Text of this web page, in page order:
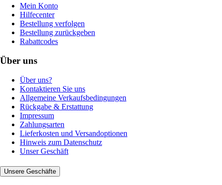
Mein Konto
Hilfecenter
Bestellung verfolgen
Bestellung zurückgeben
Rabattcodes
Über uns
Über uns?
Kontaktieren Sie uns
Allgemeine Verkaufsbedingungen
Rückgabe & Erstattung
Impressum
Zahlungsarten
Lieferkosten und Versandoptionen
Hinweis zum Datenschutz
Unser Geschäft
Unsere Geschäfte